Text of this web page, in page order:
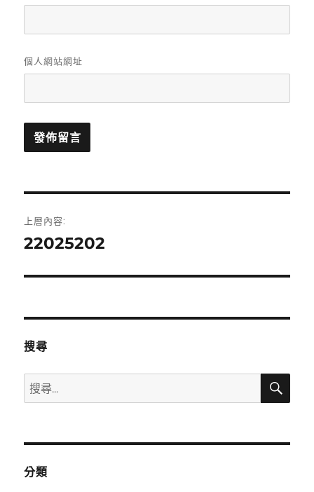
個人網站網址
章
上層內容:
22025202
搜尋
搜
尋
鍵
搜
分類